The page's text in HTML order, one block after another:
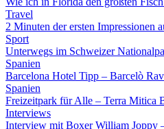
Travel
2 Minuten der ersten Impressionen
Sport
Unterwegs im Schweizer
Spanien
Barcelona Hotel Tipp – Barcelò
Spanien
Freizeitpark für Alle – Terra Mitica
Interviews
Interview mit Boxer William Joppy